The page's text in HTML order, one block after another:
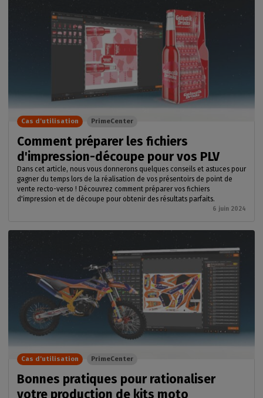
Comment préparer les fichiers
d'impression-découpe pour vos PLV
Dans cet article, nous vous donnerons quelques conseils et astuces pour
gagner du temps lors de la réalisation de vos présentoirs de point de
vente recto-verso ! Découvrez comment préparer vos fichiers
d'impression et de découpe pour obtenir des résultats parfaits.
6 juin 2024
Cas d'utilisation PrimeCenter
Bonnes pratiques pour rationaliser
votre production de kits moto
Cas d'utilisation PrimeCenter